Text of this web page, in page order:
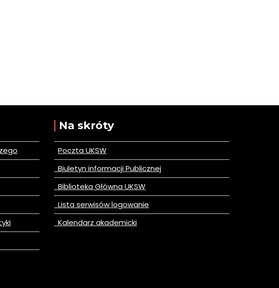
Na skróty
Poczta UKSW
Biuletyn informacji Publicznej
Biblioteka Główna UKSW
Lista serwisów logowanie
Kalendarz akademicki